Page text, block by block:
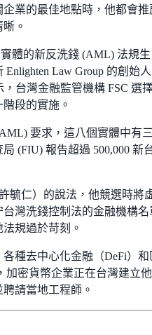
業的最佳地點時，他都會推
。
體的新反洗錢 (AML) 法規生
Law Group 的創始
，台灣金融監管機構 FSC 選
段的實施。
要求，這八個實體中有
(FIU) 報告超過 500,000 新
毓仁）的說法，他競選時將
灣洗錢控制法的金融機構名
規過於苛刻。
種去中心化金融（DeFi）和
加密貨幣企業正在台灣建立
請當地工程師。